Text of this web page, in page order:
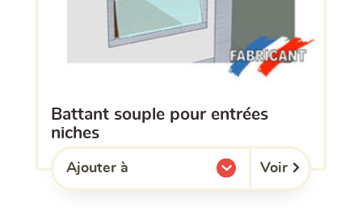
battant souple pour entrées
niches
Ajouter à
l'une de mes listes. Voir